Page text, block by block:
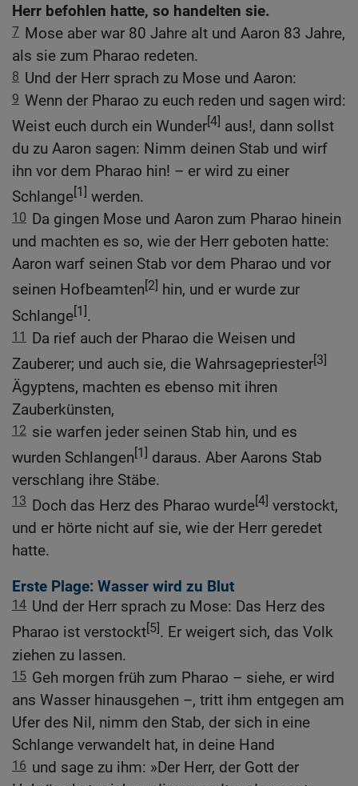
Herr befohlen hatte, so handelten sie.
7 Mose aber war 80 Jahre alt und Aaron 83 Jahre,
als sie zum Pharao redeten.
8 Und der Herr sprach zu Mose und Aaron:
9 Wenn der Pharao zu euch reden und sagen wird:
Weist euch durch ein Wunder[4] aus!, dann sollst
du zu Aaron sagen: Nimm deinen Stab und wirf
ihn vor dem Pharao hin! – er wird zu einer
Schlange[1] werden.
10 Da gingen Mose und Aaron zum Pharao hinein
und machten es so, wie der Herr geboten hatte:
Aaron warf seinen Stab vor dem Pharao und vor
seinen Hofbeamten[2] hin, und er wurde zur
Schlange[1].
11 Da rief auch der Pharao die Weisen und
Zauberer; und auch sie, die Wahrsagepriester[3]
Ägyptens, machten es ebenso mit ihren
Zauberkünsten,
12 sie warfen jeder seinen Stab hin, und es
wurden Schlangen[1] daraus. Aber Aarons Stab
verschlang ihre Stäbe.
13 Doch das Herz des Pharao wurde[4] verstockt,
und er hörte nicht auf sie, wie der Herr geredet
hatte.
Erste Plage: Wasser wird zu Blut
14 Und der Herr sprach zu Mose: Das Herz des
Pharao ist verstockt[5]. Er weigert sich, das Volk
ziehen zu lassen.
15 Geh morgen früh zum Pharao – siehe, er wird
ans Wasser hinausgehen –, tritt ihm entgegen am
Ufer des Nil, nimm den Stab, der sich in eine
Schlange verwandelt hat, in deine Hand
16 und sage zu ihm: »Der Herr, der Gott der